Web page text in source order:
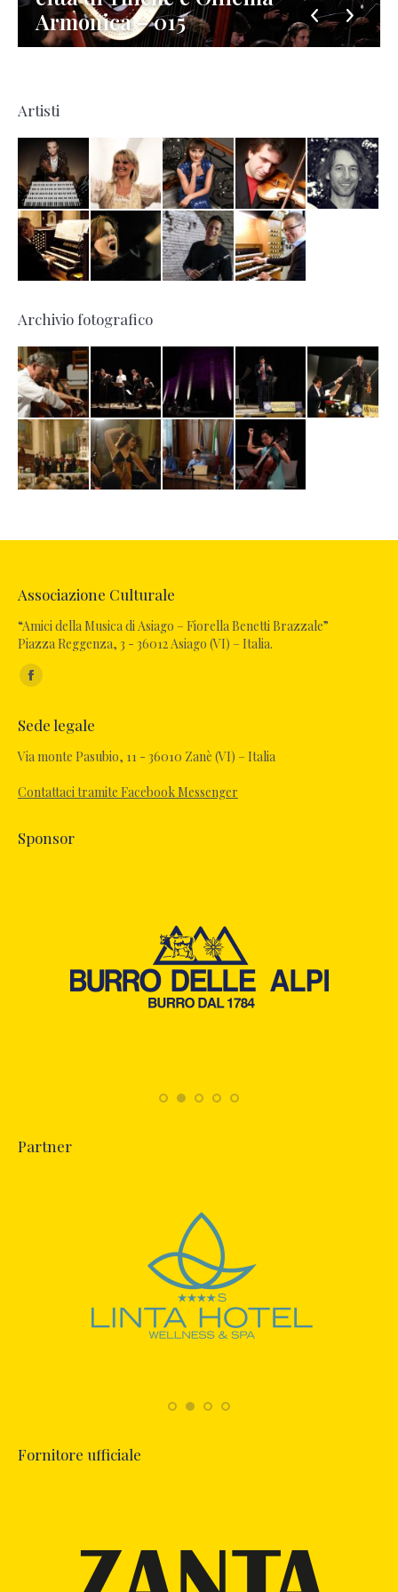
Armonica – 015
Artisti
Archivio fotografico
Associazione Culturale
“Amici della Musica di Asiago – Fiorella Benetti Brazzale”
Piazza Reggenza, 3 - 36012 Asiago (VI) – Italia.
Ci puoi trovare su:
Facebook
opens
in
window
Sede legale
Via monte Pasubio, 11 - 36010 Zanè (VI) – Italia
Contattaci tramite Facebook Messenger
Sponsor
Partner
Fornitore ufficiale